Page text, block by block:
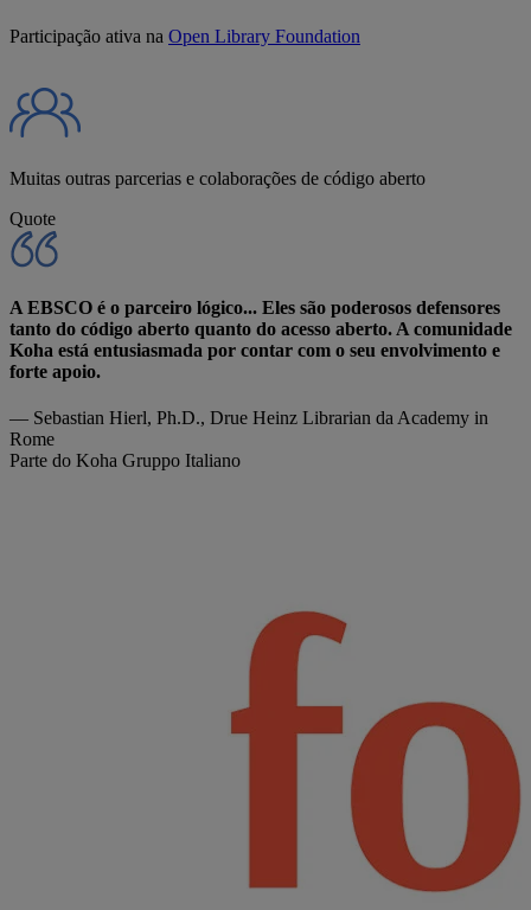
Participação ativa na Open Library Foundation
Muitas outras parcerias e colaborações de código aberto
Quote
A EBSCO é o parceiro lógico... Eles são poderosos defensores
tanto do código aberto quanto do acesso aberto. A comunidade
Koha está entusiasmada por contar com o seu envolvimento e
forte apoio.
— Sebastian Hierl, Ph.D., Drue Heinz Librarian da Academy in
Rome
Parte do Koha Gruppo Italiano